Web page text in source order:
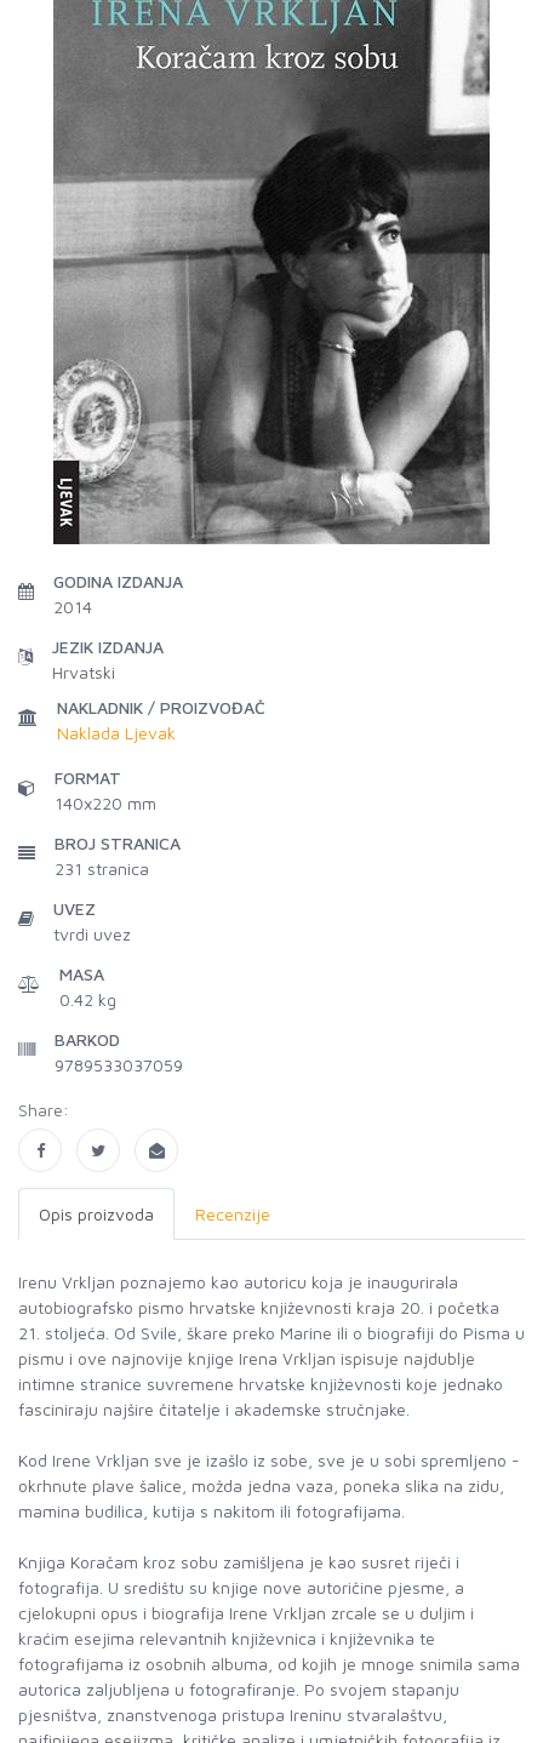
GODINA IZDANJA
2014
JEZIK IZDANJA
Hrvatski
NAKLADNIK / PROIZVOĐAČ
Naklada Ljevak
FORMAT
140x220 mm
BROJ STRANICA
231 stranica
UVEZ
tvrdi uvez
MASA
0.42 kg
BARKOD
9789533037059
Share:
Opis proizvoda Recenzije
Irenu Vrkljan poznajemo kao autoricu koja je inaugurirala
autobiografsko pismo hrvatske književnosti kraja 20. i početka
21. stoljeća. Od Svile, škare preko Marine ili o biografiji do Pisma u
pismu i ove najnovije knjige Irena Vrkljan ispisuje najdublje
intimne stranice suvremene hrvatske književnosti koje jednako
fasciniraju najšire čitatelje i akademske stručnjake.
Kod Irene Vrkljan sve je izašlo iz sobe, sve je u sobi spremljeno -
okrhnute plave šalice, možda jedna vaza, poneka slika na zidu,
mamina budilica, kutija s nakitom ili fotografijama.
Knjiga Koračam kroz sobu zamišljena je kao susret riječi i
fotografija. U središtu su knjige nove autoričine pjesme, a
cjelokupni opus i biografija Irene Vrkljan zrcale se u duljim i
kraćim esejima relevantnih književnica i književnika te
fotografijama iz osobnih albuma, od kojih je mnoge snimila sama
autorica zaljubljena u fotografiranje. Po svojem stapanju
pjesništva, znanstvenoga pristupa Ireninu stvaralaštvu,